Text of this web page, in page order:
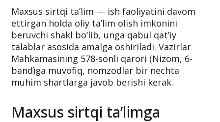
Maxsus sirtqi ta’lim — ish faoliyatini davom
ettirgan holda oliy ta’lim olish imkonini
beruvchi shakl bo‘lib, unga qabul qat’iy
talablar asosida amalga oshiriladi. Vazirlar
Mahkamasining 578-sonli qarori (Nizom, 6-
band)ga muvofiq, nomzodlar bir nechta
muhim shartlarga javob berishi kerak.
Maxsus sirtqi ta’limga